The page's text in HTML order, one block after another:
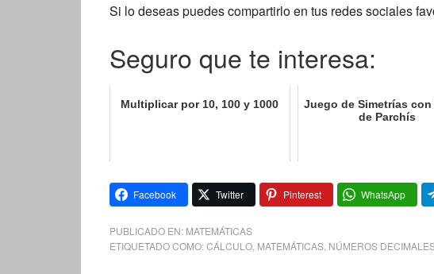
Si lo deseas puedes compartirlo en tus redes sociales
Seguro que te interesa:
Multiplicar por 10, 100 y 1000
Juego de Simetrías con
de Parchís
Facebook Twitter Pinterest WhatsApp
PUBLICADO EN: MATEMÁTICAS
ETIQUETADO COMO:CÁLCULO MATEMÁTICAS NÚMEROS